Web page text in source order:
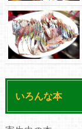
いろんな本